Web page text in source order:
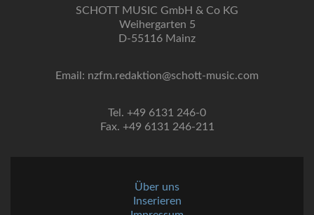
SCHOTT MUSIC GmbH & Co KG
Weihergarten 5
D-55116 Mainz
Email: nzfm.redaktion@schott-music.com
Tel. +49 6131 246-0
Fax. +49 6131 246-211
Über uns
Inserieren